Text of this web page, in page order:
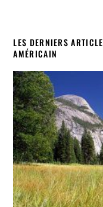
LES DERNIERS
AMÉRICAIN